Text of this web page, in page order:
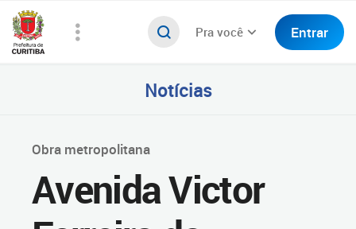
Pra você Entrar
Notícias
Obra metropolitana
Avenida Victor